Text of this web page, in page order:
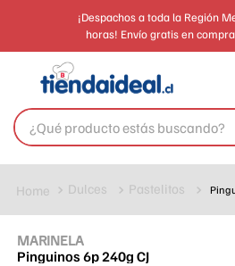
¡Despachos a toda la Región
horas! Envío gratis en
¿Qué producto estás buscando?
Dulces Pastelitos
MARINELA
Pinguinos 6p 240g CJ